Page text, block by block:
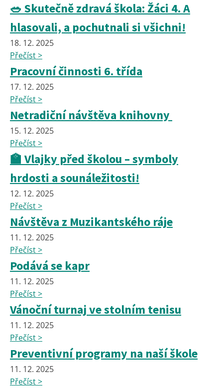
🥗 Skutečně zdravá škola: Žáci 4. A
hlasovali, a pochutnali si všichni!
18. 12. 2025
Přečíst >
Pracovní činnosti 6. třída
17. 12. 2025
Přečíst >
Netradiční návštěva knihovny
15. 12. 2025
Přečíst >
🏫 Vlajky před školou – symboly
hrdosti a sounáležitosti!
12. 12. 2025
Přečíst >
Návštěva z Muzikantského ráje
11. 12. 2025
Přečíst >
Podává se kapr
11. 12. 2025
Přečíst >
Vánoční turnaj ve stolním tenisu
11. 12. 2025
Přečíst >
Preventivní programy na naší škole
11. 12. 2025
Přečíst >